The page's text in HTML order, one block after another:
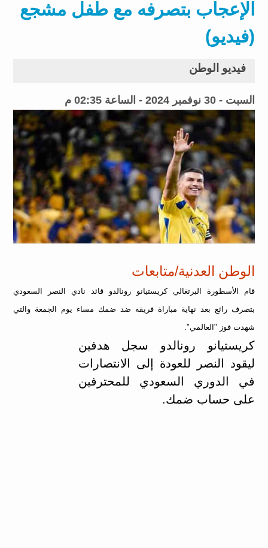
الإعجاب بتصرفه مع طفل مشجع
(فيديو)
فيديو الوطن
السبت - 30 نوفمبر 2024 - الساعة 02:35 م
الوطن العدنية/متابعات
قام الأسطورة البرتغالي كريستيانو رونالدو قائد نادي النصر السعودي
بتصرف رائع بعد نهاية مباراة فريقه ضد ضمك مساء يوم الجمعة والتي
شهدت فوز "العالمي".
كريستيانو رونالدو سجل هدفين
ليقود النصر للعودة إلى الانتصارات
في الدوري السعودي للمحترفين
على حساب ضمك.